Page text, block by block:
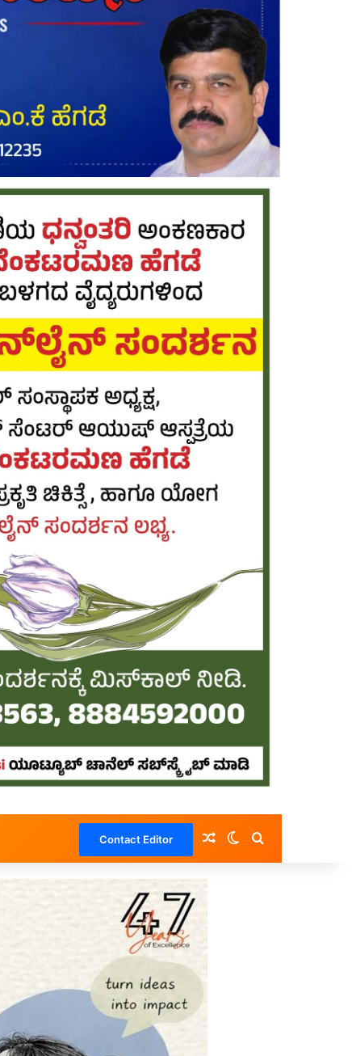
Contact Editor Random Article
Switch skin
Search for